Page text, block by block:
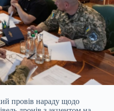
провів нараду щодо